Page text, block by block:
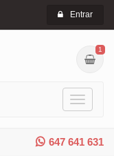
Entrar
1
Toggle
647 641 631